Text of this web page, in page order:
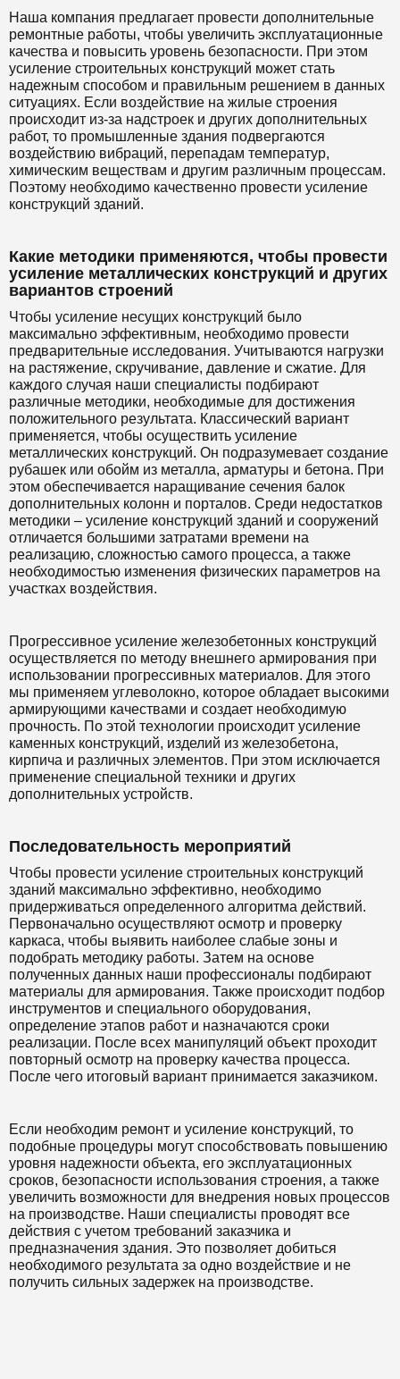
Наша компания предлагает провести дополнительные
ремонтные работы, чтобы увеличить эксплуатационные
качества и повысить уровень безопасности. При этом
усиление строительных конструкций может стать
надежным способом и правильным решением в данных
ситуациях. Если воздействие на жилые строения
происходит из-за надстроек и других дополнительных
работ, то промышленные здания подвергаются
воздействию вибраций, перепадам температур,
химическим веществам и другим различным процессам.
Поэтому необходимо качественно провести усиление
конструкций зданий.
Какие методики применяются, чтобы провести
усиление металлических конструкций и других
вариантов строений
Чтобы усиление несущих конструкций было
максимально эффективным, необходимо провести
предварительные исследования. Учитываются нагрузки
на растяжение, скручивание, давление и сжатие. Для
каждого случая наши специалисты подбирают
различные методики, необходимые для достижения
положительного результата. Классический вариант
применяется, чтобы осуществить усиление
металлических конструкций. Он подразумевает создание
рубашек или обойм из металла, арматуры и бетона. При
этом обеспечивается наращивание сечения балок
дополнительных колонн и порталов. Среди недостатков
методики – усиление конструкций зданий и сооружений
отличается большими затратами времени на
реализацию, сложностью самого процесса, а также
необходимостью изменения физических параметров на
участках воздействия.
Прогрессивное усиление железобетонных конструкций
осуществляется по методу внешнего армирования при
использовании прогрессивных материалов. Для этого
мы применяем углеволокно, которое обладает высокими
армирующими качествами и создает необходимую
прочность. По этой технологии происходит усиление
каменных конструкций, изделий из железобетона,
кирпича и различных элементов. При этом исключается
применение специальной техники и других
дополнительных устройств.
Последовательность мероприятий
Чтобы провести усиление строительных конструкций
зданий максимально эффективно, необходимо
придерживаться определенного алгоритма действий.
Первоначально осуществляют осмотр и проверку
каркаса, чтобы выявить наиболее слабые зоны и
подобрать методику работы. Затем на основе
полученных данных наши профессионалы подбирают
материалы для армирования. Также происходит подбор
инструментов и специального оборудования,
определение этапов работ и назначаются сроки
реализации. После всех манипуляций объект проходит
повторный осмотр на проверку качества процесса.
После чего итоговый вариант принимается заказчиком.
Если необходим ремонт и усиление конструкций, то
подобные процедуры могут способствовать повышению
уровня надежности объекта, его эксплуатационных
сроков, безопасности использования строения, а также
увеличить возможности для внедрения новых процессов
на производстве. Наши специалисты проводят все
действия с учетом требований заказчика и
предназначения здания. Это позволяет добиться
необходимого результата за одно воздействие и не
получить сильных задержек на производстве.